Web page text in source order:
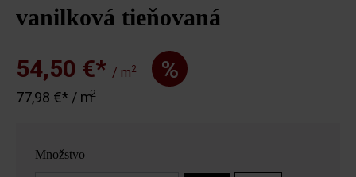
vanilková tieňovaná
54,50 €* / m2 %
77,98 €* / m2
Množstvo